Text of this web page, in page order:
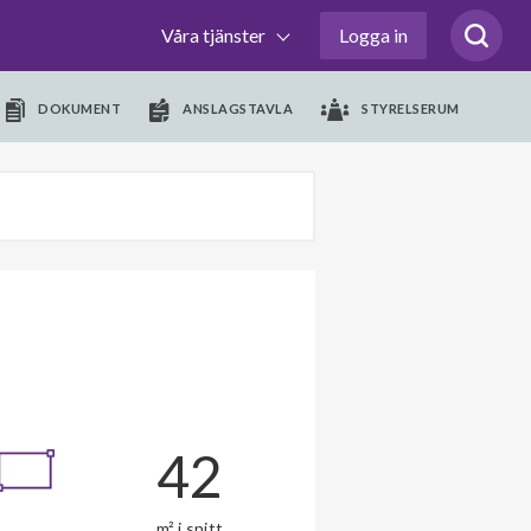
Våra tjänster Logga in
DOKUMENT ANSLAGSTAVLA STYRELSERUM
42